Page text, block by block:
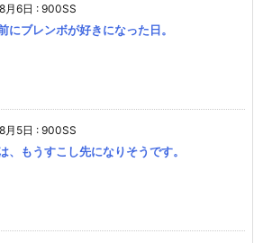
月6日 : 900SS
にブレンボが好きになった日。
月5日 : 900SS
、もうすこし先になりそうです。